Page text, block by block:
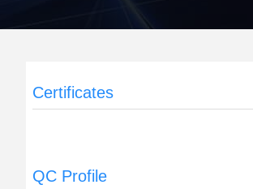
Certificates
QC Profile